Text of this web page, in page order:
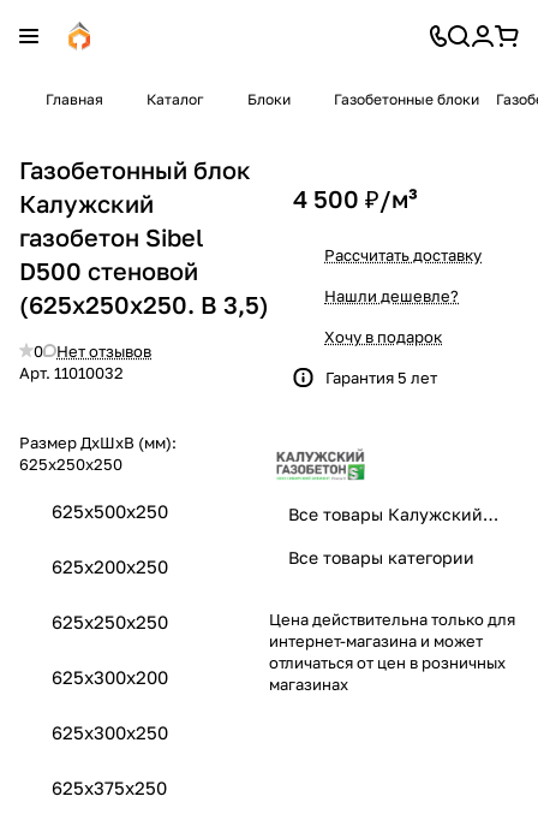
Главная Каталог Блоки Газобетонные блоки
Газобетонный блок
Калужский
газобетон Sibel
D500 стеновой
(625x250x250. B 3,5)
0
Нет отзывов
Арт. 11010032
Размер ДхШхВ (мм):
625x250x250
625x500x250
625x200x250
625x250x250
625x300х200
625x300x250
625x375x250
4 500 ₽/м³
Рассчитать доставку
Нашли дешевле?
Хочу в подарок
Гарантия 5 лет
Все товары Калужский газобетон Sibel
Все товары категории
Цена действительна только для
интернет-магазина и может
отличаться от цен в розничных
магазинах